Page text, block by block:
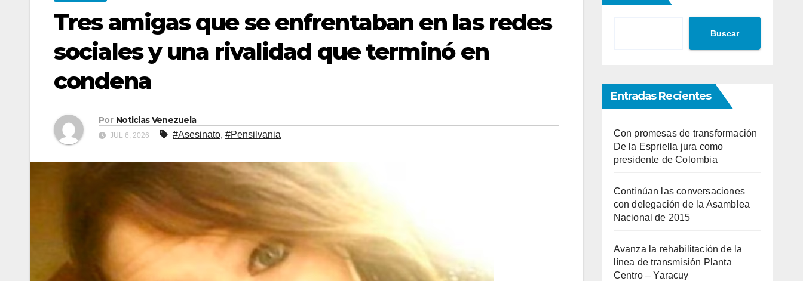
Tres amigas que se enfrentaban en las redes
sociales y una rivalidad que terminó en
condena
Por Noticias Venezuela
JUL 6, 2026 #Asesinato, #Pensilvania
Buscar
Entradas Recientes
Con promesas de transformación
De la Espriella jura como
presidente de Colombia
Continúan las conversaciones
con delegación de la Asamblea
Nacional de 2015
Avanza la rehabilitación de la
línea de transmisión Planta
Centro – Yaracuy